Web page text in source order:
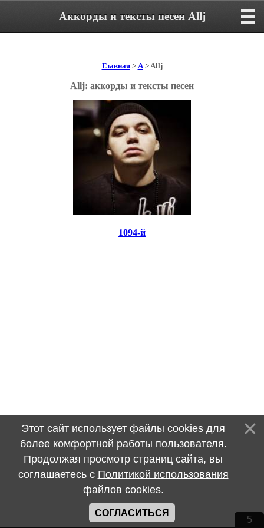
Аккорды и тексты песен Allj
Главная> A> Allj
Allj: аккорды и тексты песен
1094-й
Этот сайт использует файлы cookies для
более комфортной работы пользователя.
Продолжая просмотр страниц сайта, вы
соглашаетесь с Политикой использования
файлов cookies.
СОГЛАСИТЬСЯ
5